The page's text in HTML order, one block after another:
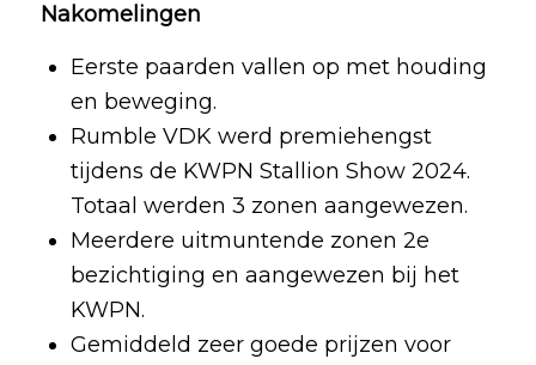
Nakomelingen
Eerste paarden vallen op met houding
en beweging.
Rumble VDK werd premiehengst
tijdens de KWPN Stallion Show 2024.
Totaal werden 3 zonen aangewezen.
Meerdere uitmuntende zonen 2e
bezichtiging en aangewezen bij het
KWPN.
Gemiddeld zeer goede prijzen voor